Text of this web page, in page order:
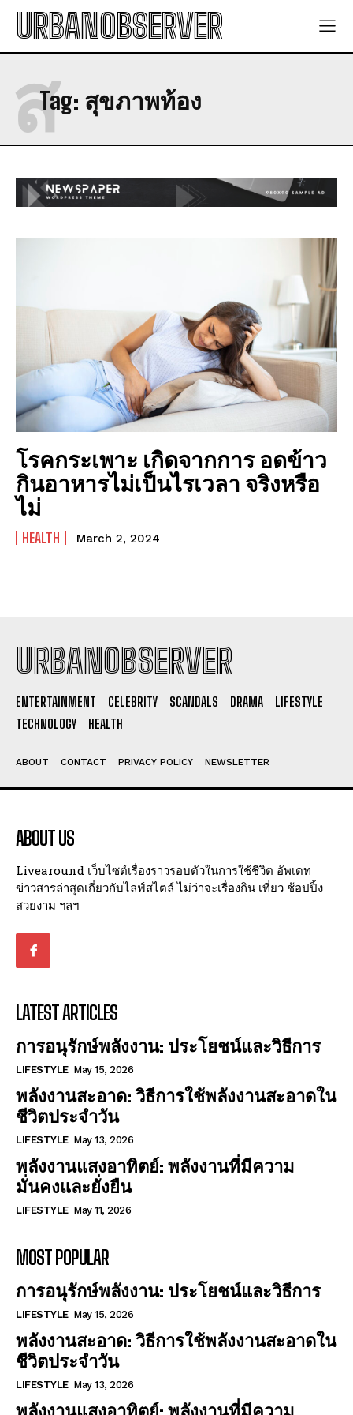
I WANT IN
I've read and accept the Privacy Policy
URBANOBSERVER
Tag: สุขภาพท้อง
ส
โรคกระเพาะ เกิดจากการ อดข้าว
กินอาหารไม่เป็นไรเวลา จริงหรือ
ไม่
HEALTH March 2, 2024
URBANOBSERVER
ENTERTAINMENT CELEBRITY SCANDALS DRAMA
LIFESTYLE
TECHNOLOGY
HEALTH
ABOUT CONTACT PRIVACY POLICY NEWSLETTER
ABOUT US
Livearound เว็บไซต์เรื่องราวรอบตัวในการใช้ชีวิต อัพเดท
ข่าวสารล่าสุดเกี่ยวกับไลฟ์สไตล์ ไม่ว่าจะเรื่องกิน เที่ยว ช้อปปิ้ง
สวยงาม ฯลฯ
LATEST ARTICLES
การอนุรักษ์พลังงาน: ประโยชน์และวิธีการ
LIFESTYLE May 15, 2026
พลังงานสะอาด: วิธีการใช้พลังงานสะอาดใน
ชีวิตประจำวัน
LIFESTYLE May 13, 2026
พลังงานแสงอาทิตย์: พลังงานที่มีความ
มั่นคงและยั่งยืน
LIFESTYLE May 11, 2026
MOST POPULAR
การอนุรักษ์พลังงาน: ประโยชน์และวิธีการ
LIFESTYLE May 15, 2026
พลังงานสะอาด: วิธีการใช้พลังงานสะอาดใน
ชีวิตประจำวัน
LIFESTYLE May 13, 2026